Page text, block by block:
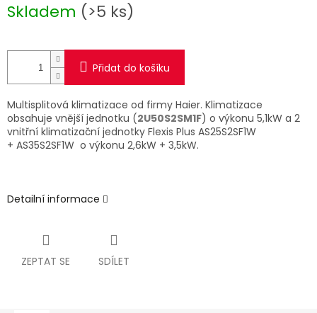
cena:
Skladem (>5 ks)
Přidat do košíku
Multisplitová klimatizace od firmy Haier. Klimatizace
obsahuje vnější jednotku (2U50S2SM1F) o výkonu 5,1kW a 2
vnitřní klimatizační jednotky Flexis Plus AS25S2SF1W
+ AS35S2SF1W o výkonu 2,6kW + 3,5kW.
Detailní informace
ZEPTAT SE SDÍLET